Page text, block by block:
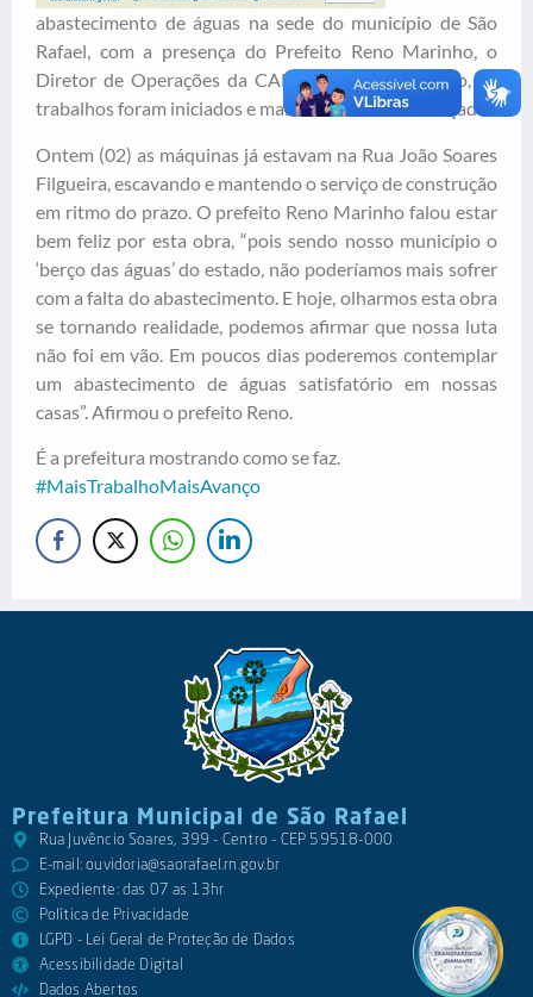
abastecimento de águas na sede do município de São
Rafael, com a presença do Prefeito Reno Marinho, o
Diretor de Operações da CAERN, Dr. João Alberto, os
trabalhos foram iniciados e mantém um ritmo avançado.
Ontem (02) as máquinas já estavam na Rua João Soares
Filgueira, escavando e mantendo o serviço de construção
em ritmo do prazo. O prefeito Reno Marinho falou estar
bem feliz por esta obra, “pois sendo nosso município o
‘berço das águas’ do estado, não poderíamos mais sofrer
com a falta do abastecimento. E hoje, olharmos esta obra
se tornando realidade, podemos afirmar que nossa luta
não foi em vão. Em poucos dias poderemos contemplar
um abastecimento de águas satisfatório em nossas
casas”. Afirmou o prefeito Reno.
É a prefeitura mostrando como se faz.
#MaisTrabalhoMaisAvanço
Prefeitura Municipal de São Rafael
Rua Juvêncio Soares, 399 - Centro - CEP 59518-000
E-mail:ouvidoria@saorafael.rn.gov.br
Expediente: das 07 as 13hr
Política de Privacidade
LGPD - Lei Geral de Proteção de Dados
Acessibilidade Digital
Dados Abertos